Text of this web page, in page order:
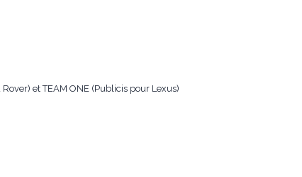
et TEAM ONE (Publicis pour Lexus)